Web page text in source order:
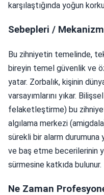
karşılaştığında yoğun
Sebepleri /
Bu zihniyetin temelinde,
bireyin temel güvenlik ve
yatar. Zorbalık, kişinin
varsayımlarını yıkar.
felaketleştirme) bu
algılama merkezi
sürekli bir alarm
ve baş etme becerilerinin
sürmesine katkıda bulunur.
Ne Zaman